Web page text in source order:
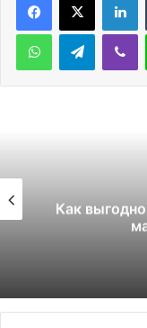
WhatsAppTelegram